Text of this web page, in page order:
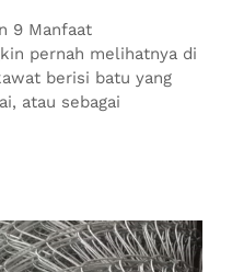
9 Manfaat
pernah melihatnya di
berisi batu yang
atau sebagai